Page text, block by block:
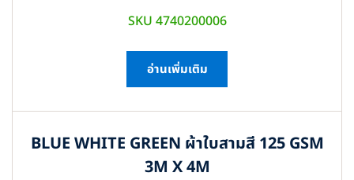
SKU 4740200006
อ่านเพิ่มเติม
BLUE WHITE GREEN ผ้าใบสามสี 125 GSM
3M X 4M